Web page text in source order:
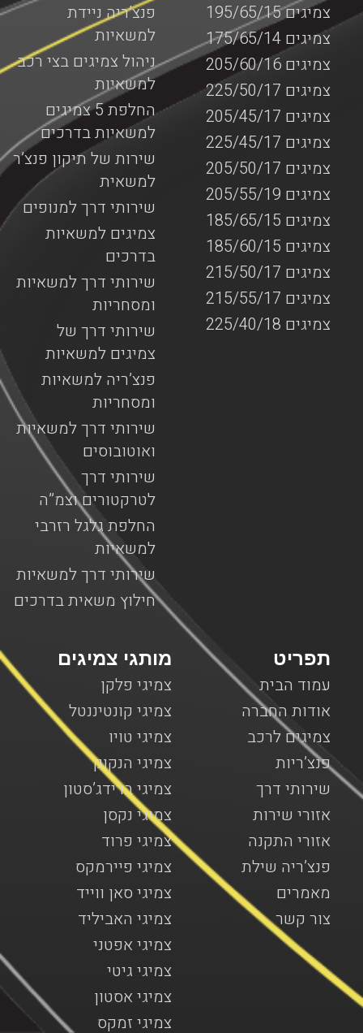
פנצ’ריה ניידת
למשאיות
ניהול צמיגים בצי רכב
למשאיות
החלפת 5 צמיגים
למשאיות בדרכים
שירות של תיקון פנצ’ר
למשאית
שירותי דרך למנופים
צמיגים למשאיות
בדרכים
שירותי דרך למשאיות
ומסחריות
שירותי דרך של
צמיגים למשאיות
פנצ’ריה למשאיות
ומסחריות
שירותי דרך למשאיות
ואוטובוסים
שירותי דרך
לטרקטורים וצמ”ה
החלפת גלגל רזרבי
למשאיות
שירותי דרך למשאיות
חילוץ משאית בדרכים
צמיגים 195/65/15
צמיגים 175/65/14
צמיגים 205/60/16
צמיגים 225/50/17
צמיגים 205/45/17
צמיגים 225/45/17
צמיגים 205/50/17
צמיגים 205/55/19
צמיגים 185/65/15
צמיגים 185/60/15
צמיגים 215/50/17
צמיגים 215/55/17
צמיגים 225/40/18
מותגי צמיגים
צמיגי פלקן
צמיגי קונטיננטל
צמיגי טויו
צמיגי הנקוק
צמיגי ברידג’סטון
צמיגי נקסן
צמיגי פרוד
צמיגי פיירמקס
צמיגי סאן ווייד
צמיגי האביליד
צמיגי אפטני
צמיגי גיטי
צמיגי אסטון
צמיגי זמקס
תפריט
עמוד הבית
אודות החברה
צמיגים לרכב
פנצ’ריות
שירותי דרך
אזורי שירות
אזורי התקנה
פנצ’ריה שילת
מאמרים
צור קשר